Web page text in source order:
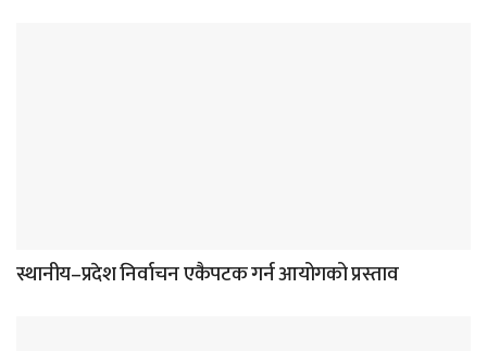
स्थानीय–प्रदेश निर्वाचन एकैपटक गर्न आयोगको प्रस्ताव